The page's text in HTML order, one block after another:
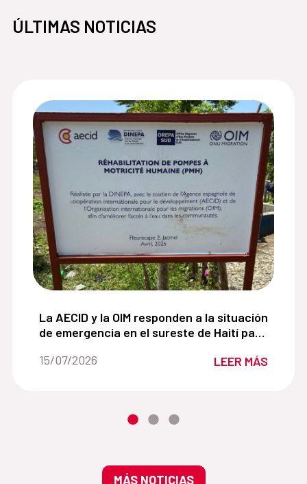
ÚLTIMAS NOTICIAS
de Jacmel crean un camino hacia la
La AECID y la OIM responden a la situación de
La AECID y la OIM responden a la situación
de emergencia en el sureste de Haití para
Fecha de la noticia::
15/07/2026 LEER MÁS
MÁS NOTICIAS